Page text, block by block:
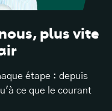
plus vite
étape : depuis
ce que le courant